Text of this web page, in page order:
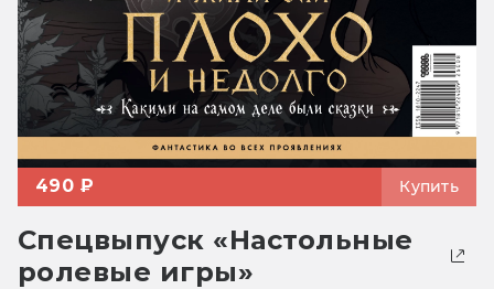
490 ₽ Купить
Спецвыпуск «Настольные
ролевые игры»